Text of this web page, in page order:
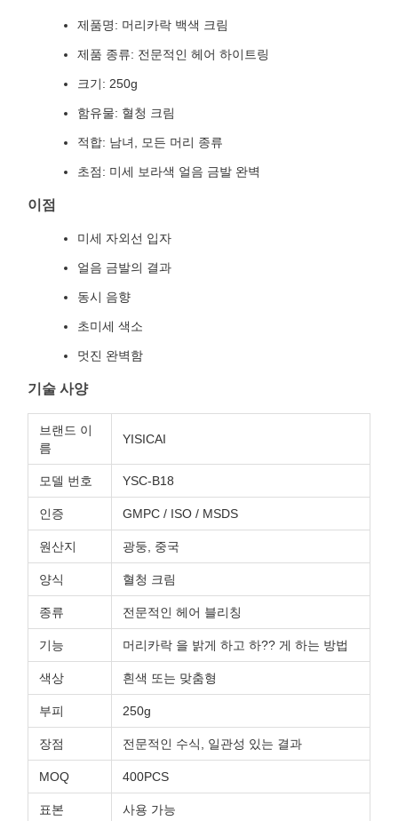
제품명: 머리카락 백색 크림
제품 종류: 전문적인 헤어 하이트링
크기: 250g
함유물: 혈청 크림
적합: 남녀, 모든 머리 종류
초점: 미세 보라색 얼음 금발 완벽
이점
미세 자외선 입자
얼음 금발의 결과
동시 음향
초미세 색소
멋진 완벽함
기술 사양
브랜드 이
름
YISICAI
모델 번호 YSC-B18
인증 GMPC / ISO / MSDS
원산지 광둥, 중국
양식 혈청 크림
종류 전문적인 헤어 블리칭
기능 머리카락 을 밝게 하고 하?? 게 하는 방법
색상 흰색 또는 맞춤형
부피 250g
장점 전문적인 수식, 일관성 있는 결과
MOQ 400PCS
표본 사용 가능